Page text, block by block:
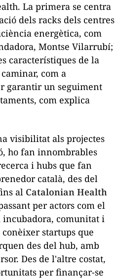
La primera se centra
dels racks dels centres
energètica, com
Montse Vilarrubí;
característiques de la
com a
garantir un seguiment
com explica
visibilitat als projectes
ho fan innombrables
i hubs que fan
català, des del
al Catalonian Health
per actors com el
incubadora, comunitat i
conèixerstartups que
des del hub, amb
Des de l'altre costat,
per finançar-se